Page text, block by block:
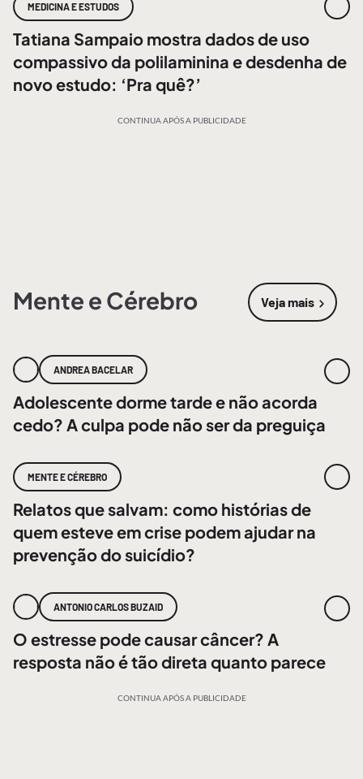
MEDICINA E ESTUDOS
Tatiana Sampaio mostra dados de uso
compassivo da polilaminina e desdenha de
novo estudo: ‘Pra quê?’
CONTINUA APÓS A PUBLICIDADE
Mente e Cérebro Veja mais
sobre
ANDREA BACELAR
Adolescente dorme tarde e não acorda
cedo? A culpa pode não ser da preguiça
MENTE E CÉREBRO
Relatos que salvam: como histórias de
quem esteve em crise podem ajudar na
prevenção do suicídio?
ANTONIO CARLOS BUZAID
O estresse pode causar câncer? A
resposta não é tão direta quanto parece
CONTINUA APÓS A PUBLICIDADE